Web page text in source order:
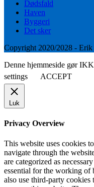
Dødsfald
Haven
Byggeri
Det sker
Copyright 2020/2028 - Erik
Denne hjemmeside gør
settings
ACCEPT
Luk
Privacy Overview
This website uses cookies
navigate through the
are categorized as
essential for the working of
also use third-party cookies